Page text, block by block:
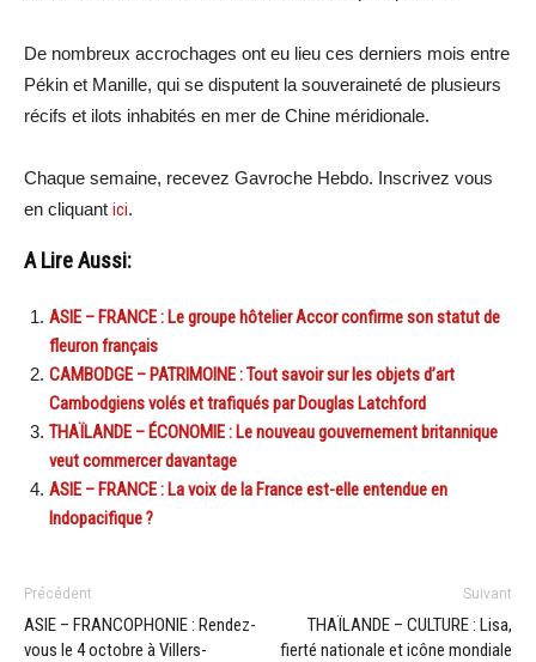
De nombreux accrochages ont eu lieu ces derniers mois entre
Pékin et Manille, qui se disputent la souveraineté de plusieurs
récifs et ilots inhabités en mer de Chine méridionale.
Chaque semaine, recevez Gavroche Hebdo. Inscrivez vous
en cliquant ici.
A Lire Aussi:
ASIE – FRANCE : Le groupe hôtelier Accor confirme son statut de
fleuron français
CAMBODGE – PATRIMOINE : Tout savoir sur les objets d’art
Cambodgiens volés et trafiqués par Douglas Latchford
THAÏLANDE – ÉCONOMIE : Le nouveau gouvernement britannique
veut commercer davantage
ASIE – FRANCE : La voix de la France est-elle entendue en
Indopacifique ?
Précédent
ASIE – FRANCOPHONIE : Rendez-
vous le 4 octobre à Villers-
Suivant
THAÏLANDE – CULTURE : Lisa,
fierté nationale et icône mondiale